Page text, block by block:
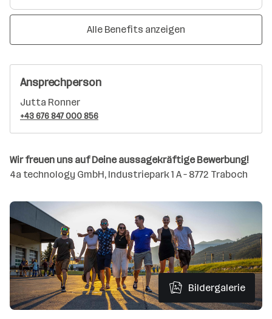
Alle Benefits anzeigen
Ansprechperson
Jutta Ronner
+43 676 847 000 856
Wir freuen uns auf Deine aussagekräftige Bewerbung!
4a technology GmbH, Industriepark 1 A – 8772 Traboch
Bildergalerie